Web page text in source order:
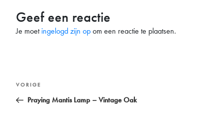
Geef een reactie
Je moetingelogd zijn opom een reactie te plaatsen.
Bericht
navigatie
Vorig
bericht
VORIGE
Praying Mantis Lamp – Vintage Oak